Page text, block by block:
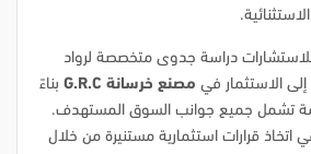
دراسة جدوى متخصصة لرواد
الاستثمار في مصنع خرسانة G.R.C
بناءً
تشمل جميع جوانب السوق المستهدف.
اتخاذ قرارات استثمارية مستنيرة من خلال